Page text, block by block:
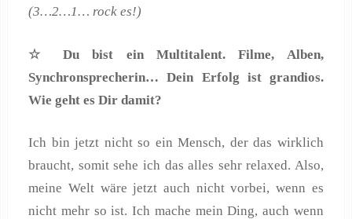
(3…2…1… rock es!)
☆ Du bist ein Multitalent. Filme, Alben,
Synchronsprecherin… Dein Erfolg ist grandios.
Wie geht es Dir damit?
Ich bin jetzt nicht so ein Mensch, der das wirklich
braucht, somit sehe ich das alles sehr relaxed. Also,
meine Welt wäre jetzt auch nicht vorbei, wenn es
nicht mehr so ist. Ich mache mein Ding, auch wenn